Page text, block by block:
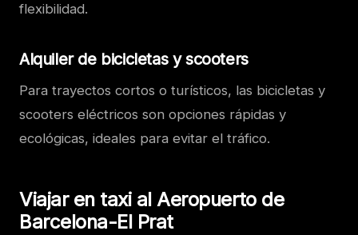
flexibilidad.
Alquiler de bicicletas y scooters
Para trayectos cortos o turísticos, las bicicletas y
scooters eléctricos son opciones rápidas y
ecológicas, ideales para evitar el tráfico.
Viajar en taxi al Aeropuerto de
Barcelona-El Prat